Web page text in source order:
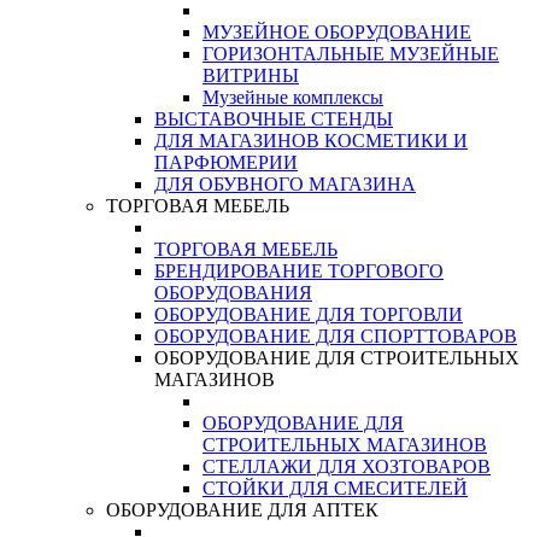
МУЗЕЙНОЕ ОБОРУДОВАНИЕ
ГОРИЗОНТАЛЬНЫЕ МУЗЕЙНЫЕ
ВИТРИНЫ
Музейные комплексы
ВЫСТАВОЧНЫЕ СТЕНДЫ
ДЛЯ МАГАЗИНОВ КОСМЕТИКИ И
ПАРФЮМЕРИИ
ДЛЯ ОБУВНОГО МАГАЗИНА
ТОРГОВАЯ МЕБЕЛЬ
ТОРГОВАЯ МЕБЕЛЬ
БРЕНДИРОВАНИЕ ТОРГОВОГО
ОБОРУДОВАНИЯ
ОБОРУДОВАНИЕ ДЛЯ ТОРГОВЛИ
ОБОРУДОВАНИЕ ДЛЯ СПОРТТОВАРОВ
ОБОРУДОВАНИЕ ДЛЯ СТРОИТЕЛЬНЫХ
МАГАЗИНОВ
ОБОРУДОВАНИЕ ДЛЯ
СТРОИТЕЛЬНЫХ МАГАЗИНОВ
СТЕЛЛАЖИ ДЛЯ ХОЗТОВАРОВ
СТОЙКИ ДЛЯ СМЕСИТЕЛЕЙ
ОБОРУДОВАНИЕ ДЛЯ АПТЕК